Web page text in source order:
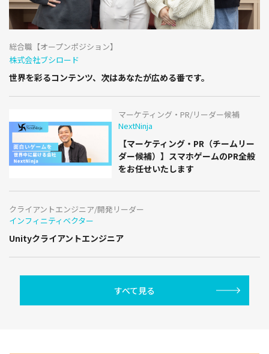
総合職【オープンポジション】
株式会社ブシロード
世界を彩るコンテンツ、次はあなたが広める番です。
マーケティング・PR/リーダー候補
NextNinja
【マーケティング・PR（チームリー
ダー候補）】スマホゲームのPR全般
をお任せいたします
クライアントエンジニア/開発リーダー
インフィニティベクター
Unityクライアントエンジニア
すべて見る